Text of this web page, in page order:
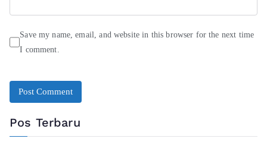
Save my name, email, and website in this browser for the next time
I comment.
Pos Terbaru